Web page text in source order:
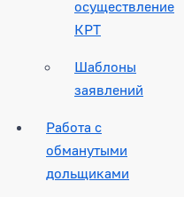
осуществление
КРТ
Шаблоны
заявлений
Работа с
обманутыми
дольщиками